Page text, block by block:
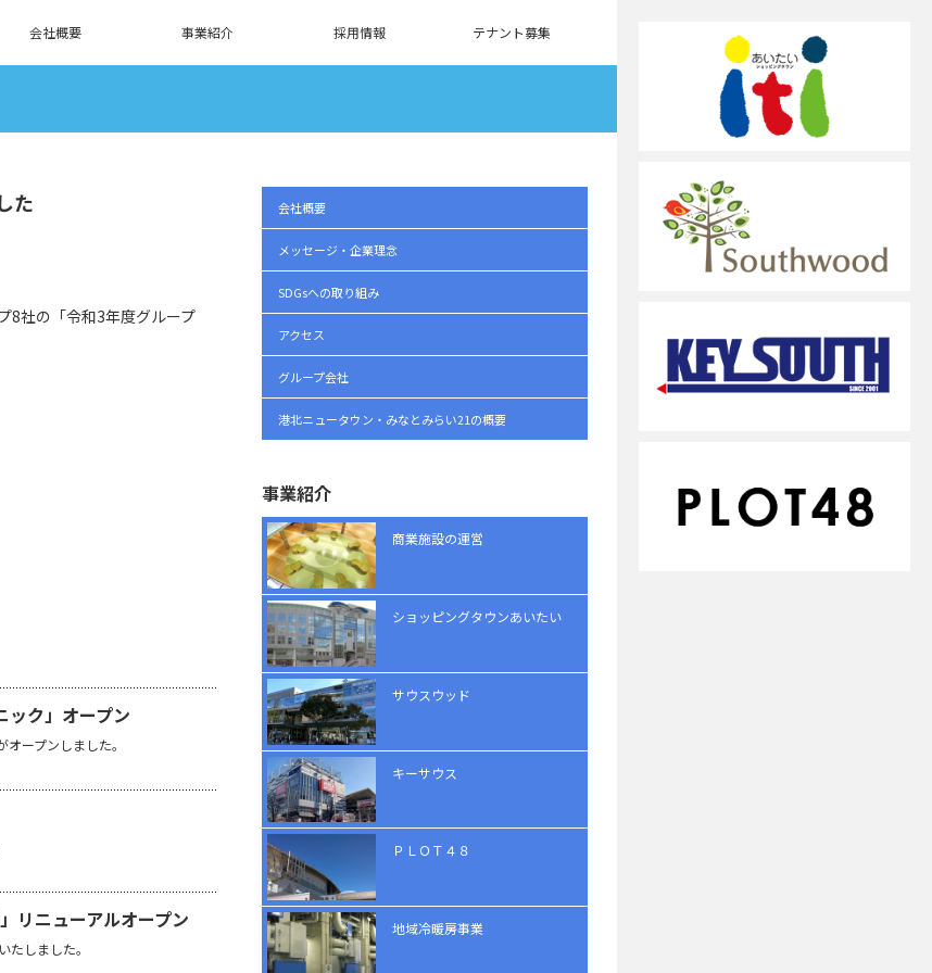
会社概要 事業紹介 採用情報 テナント募集
た
8社の「令和3年度グループ
ック」オープン
ープンしました。
リニューアルオープン
しました。
会社概要
メッセージ・企業理念
SDGsへの取り組み
アクセス
グループ会社
港北ニュータウン・みなとみらい21の概要
事業紹介
商業施設の運営
ショッピングタウンあいたい
サウスウッド
キーサウス
ＰＬＯＴ４８
地域冷暖房事業